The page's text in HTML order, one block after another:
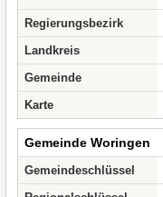
Regierungsbezirk
Landkreis
Gemeinde
Karte
Gemeinde Woringen
Gemeindeschlüssel